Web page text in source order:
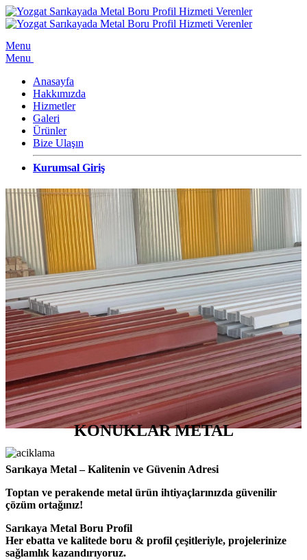
Menu
Menu
Anasayfa
Hakkımızda
Hizmetler
Galeri
Ürünler
Bize Ulaşın
Kurumsal Giriş
KONUKLAR METAL
Sarıkaya Metal – Kalitenin ve Güvenin Adresi
Toptan ve perakende metal ürün ihtiyaçlarınızda güvenilir
çözüm ortağınız!
Sarıkaya Metal Boru Profil
Her ebatta ve kalitede boru & profil çeşitleriyle, projelerinize
sağlamlık kazandırıyoruz.